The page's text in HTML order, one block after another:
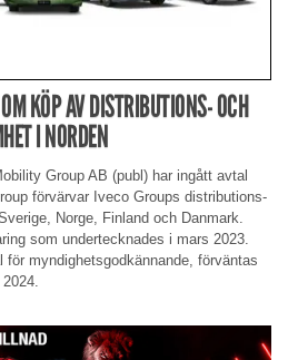
KÖP AV DISTRIBUTIONS- OCH
I NORDEN
Group AB (publ) har ingått avtal
förvärvar Iveco Groups distributions-
Norge, Finland och Danmark.
som undertecknades i mars 2023.
myndighetsgodkännande, förväntas